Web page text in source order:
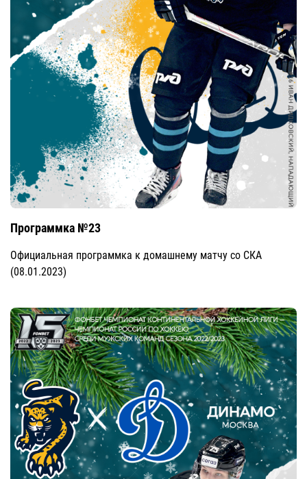
Программка №23
Официальная программка к домашнему матчу со СКА
(08.01.2023)